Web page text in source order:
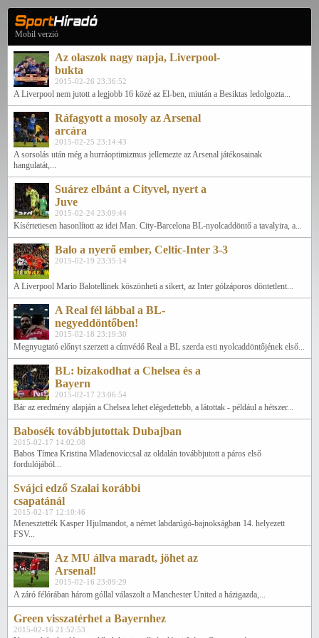
Mobil verzió
Az olaszok nagy napja, Liverpool-
bukta
2015-02-26 23:36:52
A Liverpool nem jutott a legjobb 16 közé az El-ben, miután a Besiktas ledolgozta...
Ráfagyott a mosoly az Arsenal
arcára
2015-02-25 23:14:43
A sorsolás után még a hurráoptimizmus jellemezte az Arsenal játékosainak
hangulatát,...
Suárez elbánt a Cityvel, nyert a
Juve
2015-02-24 23:09:44
Kísértetiesen hasonlított az idei Man. City-Barcelona BL-nyolcaddöntő a tavalyira, a...
Balo a nyerő ember, Celtic-Inter 3-3
2015-02-19 23:35:14
A Liverpool Mario Balotellinek köszönheti a sikert, az Inter gólzáporos döntetlent...
A Real fél lábbal a BL-
negyeddöntőben!
2015-02-18 23:19:30
Megnyugtató előnyt szerzett a címvédő Real a BL szerda esti nyolcaddöntőjének első...
BL: bizakodhat a Chelsea és a
Bayern
2015-02-17 23:06:54
Bár az eredmény alapján a Chelsea lehet elégedettebb, a látottak - például a hétszer...
Babosék továbbjutottak Dubajban
2015-02-17 14:02:08
Babos Tímea Kristina Mladenoviccsal az oldalán továbbjutott a páros első
fordulójából...
Svájci edző Szalai korábbi
csapatánál
2015-02-17 12:10:46
Menesztették Kasper Hjulmandot, a német labdarúgó-bajnokságban 14. helyezett
FSV...
Az MU állva maradt, jöhet az
Arsenal!
2015-02-16 23:09:29
A záró félórában három góllal válaszolt a Manchester United a házigazda,...
Green visszatérhet a Bayernhez
2015-02-16 21:52:53